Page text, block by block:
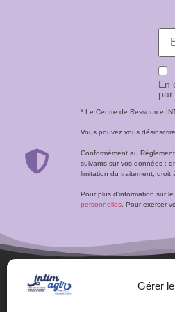
Gérer
En
par
* Le Centre de Ressource
Vous pouvez vous
Conformément au
suivants sur vos données :
limitation du traitement, droit
Pour plus d’information sur
personnelles . Pour exercer